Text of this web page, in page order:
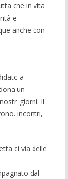
che in vita
e
anche con
a
un
giorni. Il
Incontri,
di via delle
dal